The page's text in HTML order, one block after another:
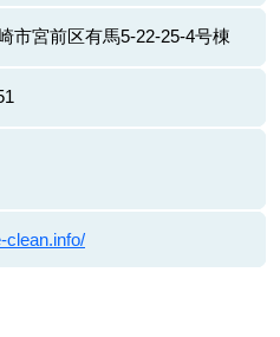
市宮前区有馬5-22-25-4号棟
clean.info/